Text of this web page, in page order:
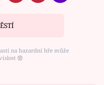
na hazardní hře může
⑱